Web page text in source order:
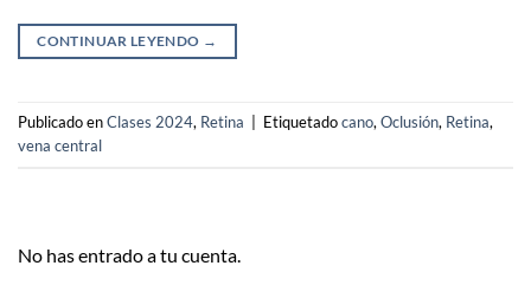
CONTINUAR LEYENDO →
Publicado enClases 2024, Retina Etiquetadocano,Oclusión, Retina,
vena central
No has entrado a tu cuenta.